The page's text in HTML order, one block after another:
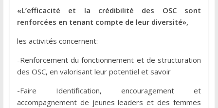
«L’efficacité et la crédibilité des OSC sont
renforcées en tenant compte de leur diversité»,
les activités concernent:
-Renforcement du fonctionnement et de structuration
des OSC, en valorisant leur potentiel et savoir
-Faire Identification, encouragement et
accompagnement de jeunes leaders et des femmes